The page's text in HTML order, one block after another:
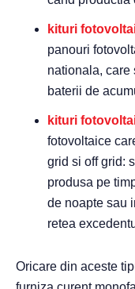
kituri
panouri
nationala, care
baterii de
kituri
fotovoltaice
grid si off grid:
produsa pe
de noapte sau
retea
Oricare din aceste